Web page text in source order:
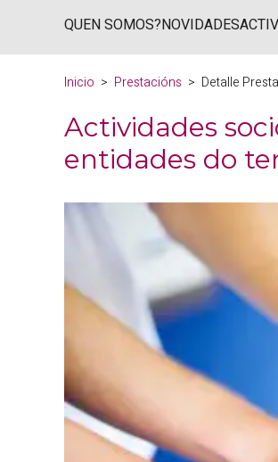
QUEN SOMOS?NOVIDADES
Inicio Prestacións Detalle
Actividades
entidades do